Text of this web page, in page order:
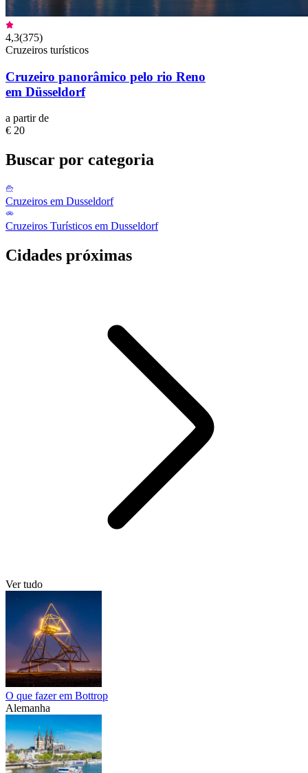
4,3(375)
Cruzeiros turísticos
Cruzeiro panorâmico pelo rio Reno
em Düsseldorf
a partir de
€ 20
Buscar por categoria
Cruzeiros em Dusseldorf
Cruzeiros Turísticos em Dusseldorf
Cidades próximas
Ver tudo
O que fazer em Bottrop
Alemanha